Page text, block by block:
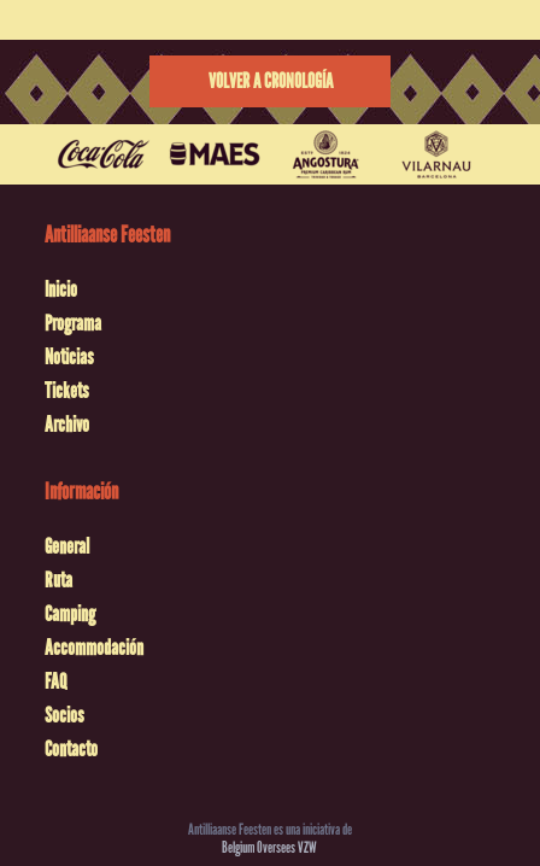
VOLVER A CRONOLOGÍA
Antilliaanse Feesten
Inicio
Programa
Noticias
Tickets
Archivo
Información
General
Ruta
Camping
Accommodación
FAQ
Socios
Contacto
Antilliaanse Feesten es una iniciativa de
Belgium Oversees VZW